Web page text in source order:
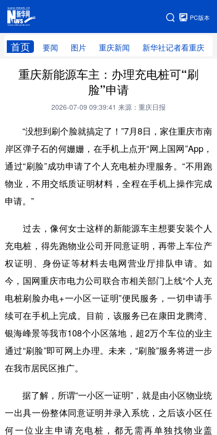
PC版本
首页 要闻 图片 重庆新闻 新华社记者看重庆
网站地图
重庆新能源车主：办理充电桩可“刷
脸”申请
2026-07-09 09:39:41 来源：重庆日报
“没想到刷个脸就搞定了！”7月8日，家住重庆市南
岸区弹子石的何姗姗，在手机上点开“网上国网”App，
通过“刷脸”成功申请了个人充电桩办理服务。“不用跑
物业，不用交纸质证明材料，全程在手机上操作完成
申请。”
过去，像何女士这样的新能源车主想要安装个人
充电桩，得先跑物业公司开同意证明，再带上车位产
权证明、身份证等材料去电网营业厅排队申请。如
今，国网重庆市电力公司联合市相关部门上线“个人充
电桩刷脸办电+一小区一证明”便民服务，一切申请手
续可在手机上完成。目前，该服务已在康田龙腾湾、
银海峰景等我市108个小区落地，超2万个车位的业主
通过“刷脸”即可网上办理。未来，“刷脸”服务将进一步
在我市居民区推广。
据了解，所谓“一小区一证明”，就是由小区物业统
一出具一份整体同意证明并录入系统，之后该小区任
何一位业主申请充电桩，都无需再单独找物业盖